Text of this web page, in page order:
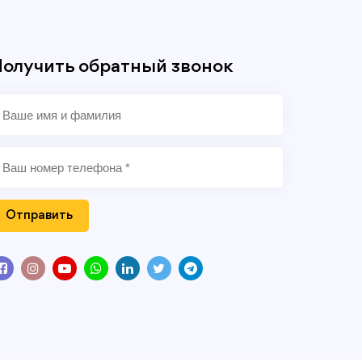
обратный звонок
Отправить